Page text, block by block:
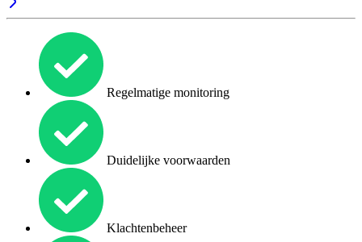
Regelmatige monitoring
Duidelijke voorwaarden
Klachtenbeheer